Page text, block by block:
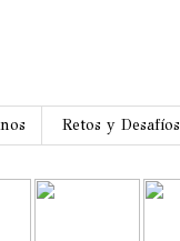
Retos y Desafíos